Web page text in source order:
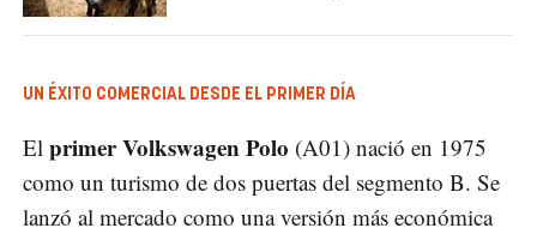
UN ÉXITO COMERCIAL DESDE EL PRIMER DÍA
El primer Volkswagen Polo (A01) nació en 1975
como un turismo de dos puertas del segmento B. Se
lanzó al mercado como una versión más económica